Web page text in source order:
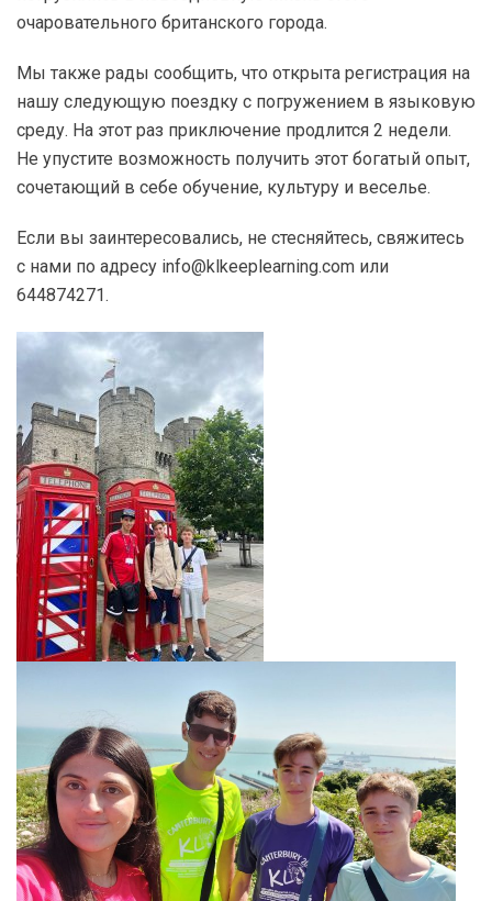
очаровательного британского города.
Мы также рады сообщить, что открыта регистрация на
нашу следующую поездку с погружением в языковую
среду. На этот раз приключение продлится 2 недели.
Не упустите возможность получить этот богатый опыт,
сочетающий в себе обучение, культуру и веселье.
Если вы заинтересовались, не стесняйтесь, свяжитесь
с нами по адресу info@klkeeplearning.com или
644874271.